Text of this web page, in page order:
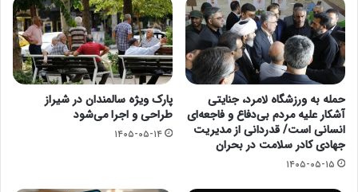
حمله به ورزشگاه لامرد، جنایتی
آشکار علیه مردم بی‌دفاع و فاجعه‌ای
انسانی است/ قدردانی از مدیریت
جهادی کادر سلامت در بحران
۱۴۰۵-۰۵-۱۵
پارک ویژه سالمندان در شیراز
طراحی و اجرا می‌شود
۱۴۰۵-۰۵-۱۴